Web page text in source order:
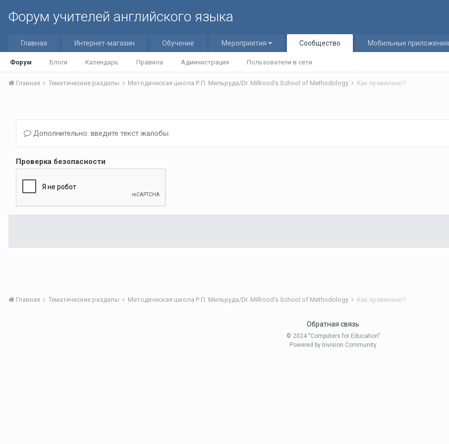
Форум учителей английского языка
Главная Интернет-магазин Обучение Мероприятия Сообщество
Форум Блоги Календарь Правила Администрация Пользователи в сети
Мобильные приложения
Главная Тематические разделы Методическая школа Р.П. Мильруда/Dr. Millrood's School of Methodology Как правильно?
Дополнительно: введите текст жалобы.
Проверка безопасности
Главная Тематические разделы Методическая школа Р.П. Мильруда/Dr. Millrood's School of Methodology Как правильно?
Обратная связь
© 2024 "Computers for Education"
Powered by Invision Community